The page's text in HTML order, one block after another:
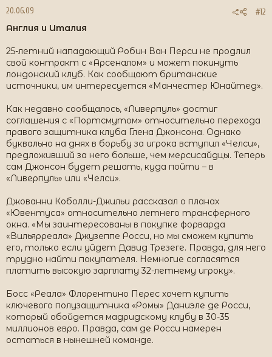
20.06.09 #12
Англия и Италия
25-летний нападающий Робин Ван Перси не продлил
свой контракт с «Арсеналом» и может покинуть
лондонский клуб. Как сообщают британские
источники, им интересуется «Манчестер Юнайтед».
Как недавно сообщалось, «Ливерпуль» достиг
соглашения с «Портсмутом» относительно перехода
правого защитника клуба Глена Джонсона. Однако
буквально на днях в борьбу за игрока вступил «Челси»,
предложивший за него больше, чем мерсисайдцы. Теперь
сам Джонсон будет решать, куда пойти – в
«Ливерпуль» или «Челси».
Джованни Коболли-Джильи рассказал о планах
«Ювентуса» относительно летнего трансферного
окна. «Мы заинтересованы в покупке форварда
«Вильярреала» Джузеппе Росси, но мы сможем купить
его, только если уйдет Давид Трезеге. Правда, для него
трудно найти покупателя. Немногие согласятся
платить высокую зарплату 32-летнему игроку».
Босс «Реала» Флорентино Перес хочет купить
ключевого полузащитника «Ромы» Даниэле де Росси,
который обойдется мадридскому клубу в 30-35
миллионов евро. Правда, сам де Росси намерен
остаться в нынешней команде.